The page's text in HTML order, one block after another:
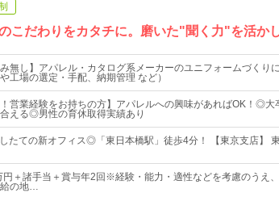
こだわりをカタチに。磨いた"聞く力"を活か
無し】アパレル・カタログ系メーカーのユニフォームづくりに
工場の選定・手配、納期管理 など）
営業経験をお持ちの方】アパレルへの興味があればOK！◎
える◎男性の育休取得実績あり
たての新オフィス◎「東日本橋駅」徒歩4分！ 【東京支店】
＋諸手当＋賞与年2回※経験・能力・適性などを考慮のうえ、
の地…